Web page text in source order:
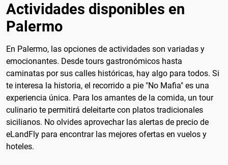
Actividades disponibles en
Palermo
En Palermo, las opciones de actividades son variadas y
emocionantes. Desde tours gastronómicos hasta
caminatas por sus calles históricas, hay algo para todos. Si
te interesa la historia, el recorrido a pie "No Mafia" es una
experiencia única. Para los amantes de la comida, un tour
culinario te permitirá deleitarte con platos tradicionales
sicilianos. No olvides aprovechar las alertas de precio de
eLandFly para encontrar las mejores ofertas en vuelos y
hoteles.